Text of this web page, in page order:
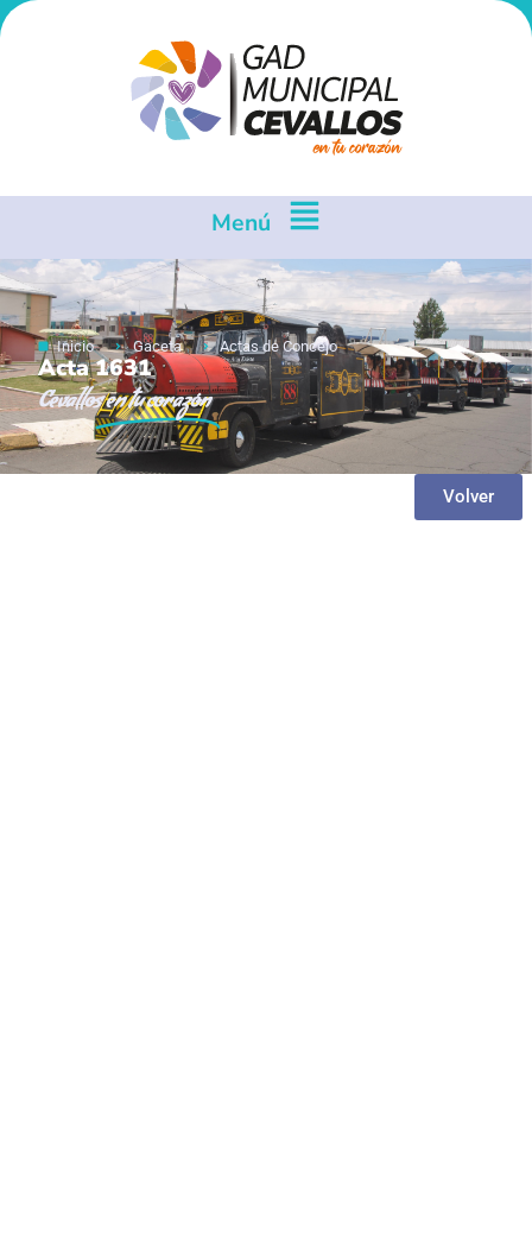
Menú
Inicio Gaceta Actas de Concejo
Acta 1631
Cevallosen tu corazón
Volver